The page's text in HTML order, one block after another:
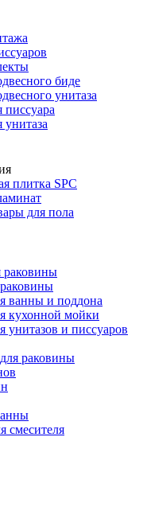
биде
унитаза
плитка SPC
для пола
раковины
ванны и поддона
кухонной мойки
и писсуаров
раковины
смесителя